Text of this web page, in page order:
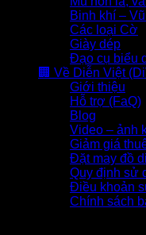
Binh khí –
Các loại Cờ
Giày dép
Đạo cụ biểu
🏢 Về Diễn Việt
Giới thiệu
Hỗ trợ (FaQ)
Blog
Video – ảnh
Giảm giá
Đặt may đồ
Quy định sử
Điều khoản
Chính sách